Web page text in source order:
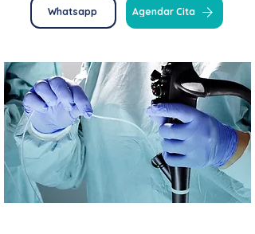
Whatsapp Agendar Cita